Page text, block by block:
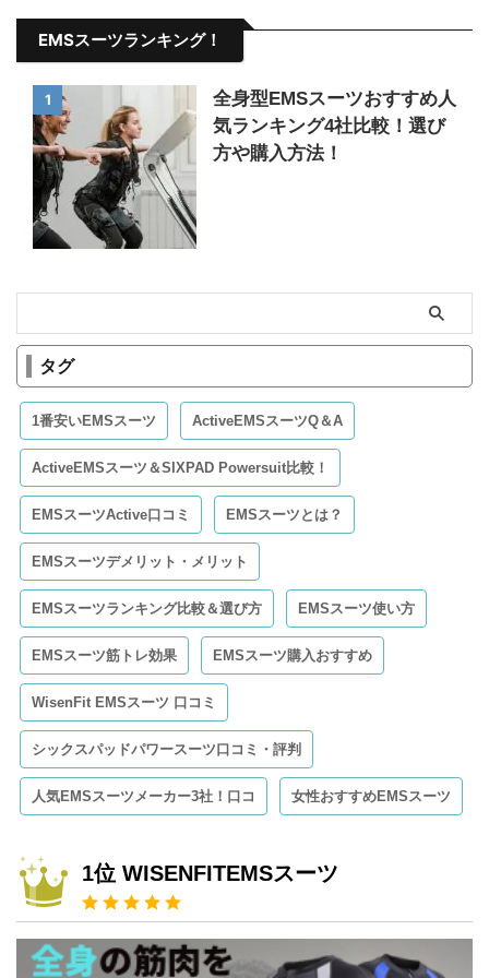
EMSスーツランキング！
1
全身型EMSスーツおすすめ人
気ランキング4社比較！選び
方や購入方法！
タグ
1番安いEMSスーツ ActiveEMSスーツQ＆A
ActiveEMSスーツ＆SIXPAD Powersuit比較！
EMSスーツActive口コミ EMSスーツとは？
EMSスーツデメリット・メリット
EMSスーツランキング比較＆選び方 EMSスーツ使い方
EMSスーツ筋トレ効果 EMSスーツ購入おすすめ
WisenFit EMSスーツ 口コミ
シックスパッドパワースーツ口コミ・評判
人気EMSスーツメーカー3社！口コ 女性おすすめEMSスーツ
1位 WISENFITEMSスーツ